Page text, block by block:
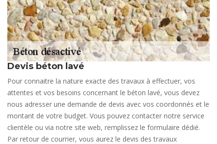
Devis béton lavé
Pour connaitre la nature exacte des travaux à effectuer, vos
attentes et vos besoins concernant le béton lavé, vous devez
nous adresser une demande de devis avec vos coordonnés et le
montant de votre budget. Vous pouvez contacter notre service
clientèle ou via notre site web, remplissez le formulaire dédié.
Par retour de courrier, vous aurez le devis des travaux